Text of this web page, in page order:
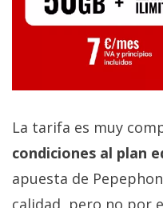
La tarifa es muy
condiciones al plan
apuesta de
calidad, pero no por